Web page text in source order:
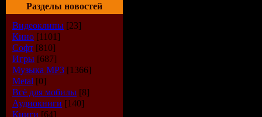
Разделы новостей
Видеоклипы [23]
Кино [1101]
Софт [810]
Игры [687]
Музыка МР3 [1366]
Metal [0]
Всё для мобилы [8]
Аудиокниги [140]
Книги [64]